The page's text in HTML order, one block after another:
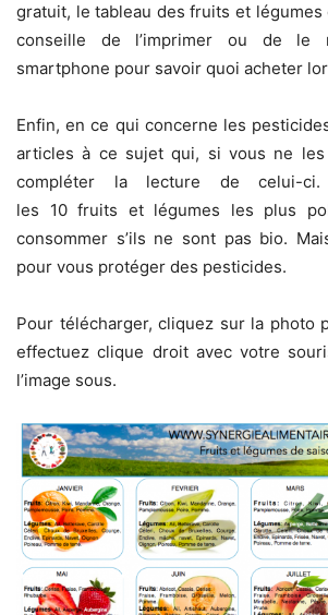
gratuit, le tableau des fruits et légumes
conseille de l’imprimer ou de le
smartphone pour savoir quoi acheter
Enfin, en ce qui concerne les
articles à ce sujet qui, si vous ne
compléter la lecture de celui-ci.
les 10 fruits et légumes les plus
consommer s’ils ne sont pas bio.
pour vous protéger des pesticides.
Pour télécharger, cliquez sur la photo
effectuez clique droit avec votre
l’image sous.